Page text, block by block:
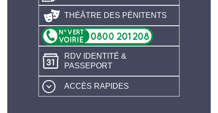
THÉÂTRE DES PÉNITENTS
RDV IDENTITÉ &
PASSEPORT
ACCÈS RAPIDES